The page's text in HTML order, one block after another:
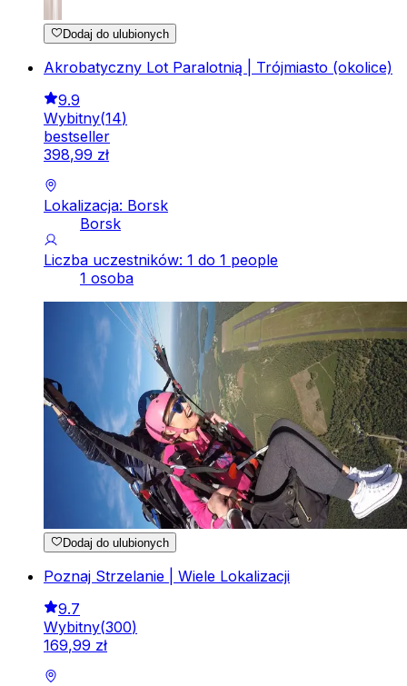
Dodaj do ulubionych
Akrobatyczny Lot Paralotnią | Trójmiasto (okolice)
9.9
Wybitny(14)
bestseller
398,99 zł
Lokalizacja: Borsk
Borsk
Liczba uczestników: 1 do 1 people
1 osoba
Dodaj do ulubionych
Poznaj Strzelanie | Wiele Lokalizacji
9.7
Wybitny(300)
169,99 zł